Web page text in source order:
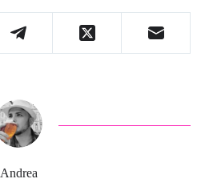
Andrea